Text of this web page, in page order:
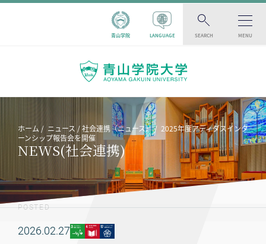
青山学院 LANGUAGE SEARCH MENU
ホーム ニュース 社会連携（ニュース）
2025年度アディダスインタ
ーンシップ報告会を開催
NEWS(社会連携)
POSTED
2026.02.27